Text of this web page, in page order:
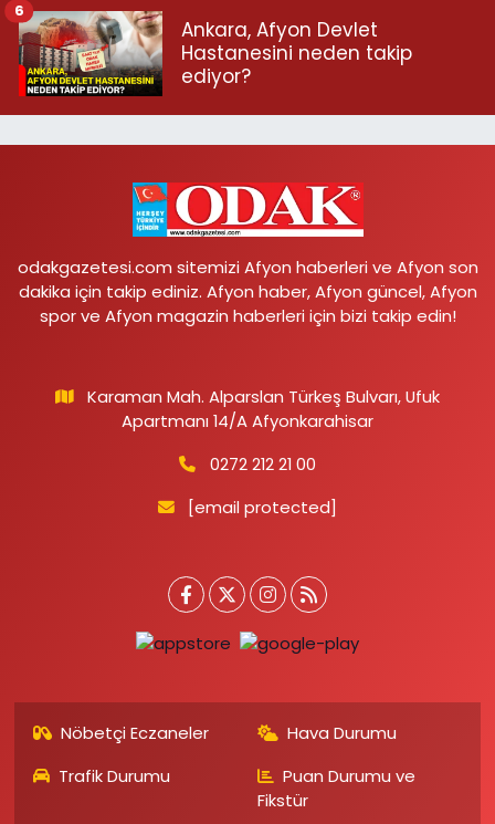
Ankara, Afyon Devlet
Hastanesini neden takip
ediyor?
6
odakgazetesi.com sitemizi Afyon haberleri ve Afyon son
dakika için takip ediniz. Afyon haber, Afyon güncel, Afyon
spor ve Afyon magazin haberleri için bizi takip edin!
Karaman Mah. Alparslan Türkeş Bulvarı, Ufuk
Apartmanı 14/A Afyonkarahisar
0272 212 21 00
[email protected]
Nöbetçi Eczaneler
Hava Durumu
Trafik Durumu
Puan Durumu ve
Fikstür